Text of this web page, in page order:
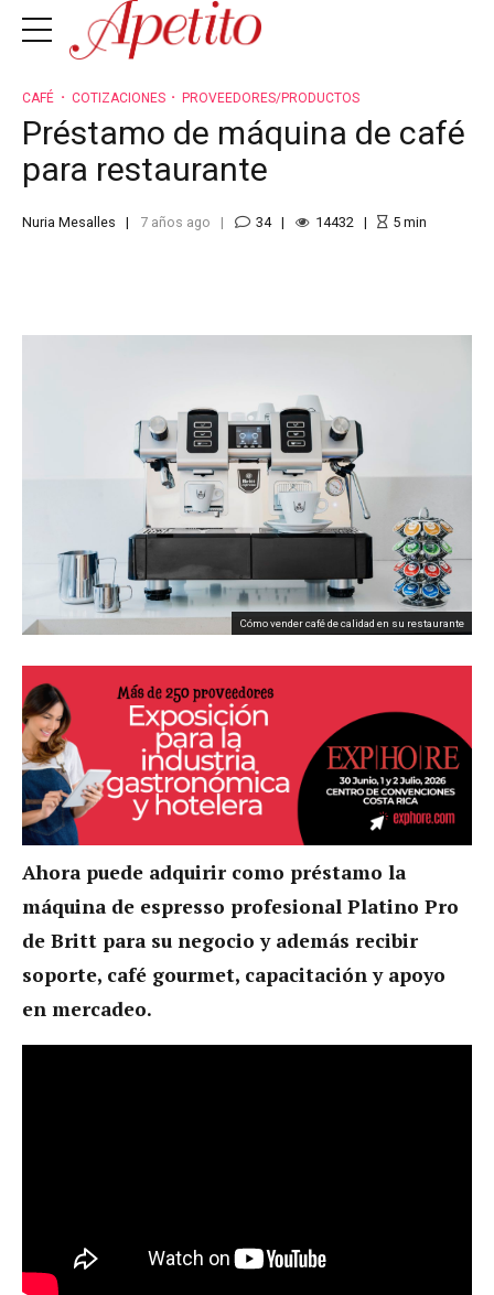
CAFÉ COTIZACIONES PROVEEDORES/PRODUCTOS
Préstamo de máquina de café
para restaurante
Nuria Mesalles 7 años ago 34 14432 5 min
Cómo vender café de calidad en su restaurante
Ahora puede adquirir como préstamo la
máquina de espresso profesional Platino Pro
de Britt para su negocio y además recibir
soporte, café gourmet, capacitación y apoyo
en mercadeo.